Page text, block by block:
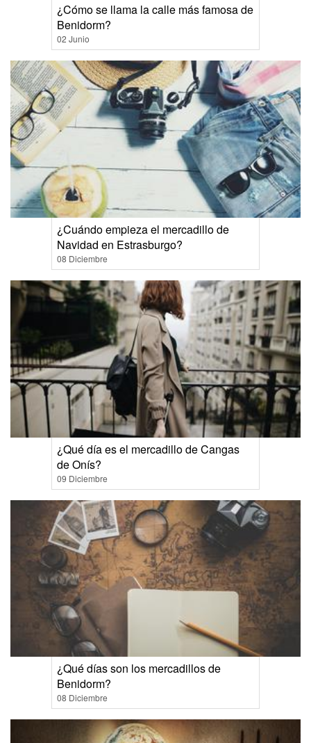
¿Cómo se llama la calle más famosa de
Benidorm?
02 Junio
¿Cuándo empieza el mercadillo de
Navidad en Estrasburgo?
08 Diciembre
¿Qué día es el mercadillo de Cangas
de Onís?
09 Diciembre
¿Qué días son los mercadillos de
Benidorm?
08 Diciembre